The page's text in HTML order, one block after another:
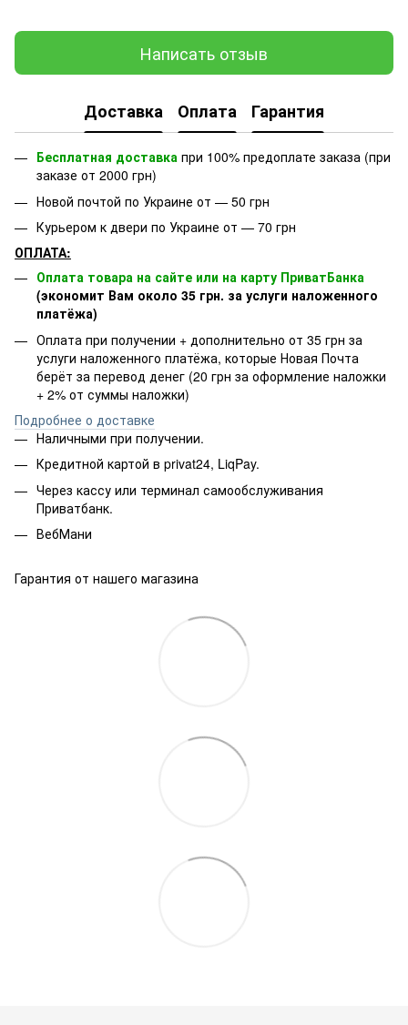
Написать отзыв
Доставка Оплата Гарантия
Бесплатная доставка при 100% предоплате заказа (при
заказе от 2000 грн)
Новой почтой по Украине от — 50 грн
Курьером к двери по Украине от — 70 грн
ОПЛАТА:
Оплата товара на сайте или на карту ПриватБанка
(экономит Вам около 35 грн. за услуги наложенного
платёжа)
Оплата при получении + дополнительно от 35 грн за
услуги наложенного платёжа, которые Новая Почта
берёт за перевод денег (20 грн за оформление наложки
+ 2% от суммы наложки)
Подробнее о доставке
Наличными при получении.
Кредитной картой в privat24, LiqPay.
Через кассу или терминал самообслуживания
Приватбанк.
ВебМани
Гарантия от нашего магазина